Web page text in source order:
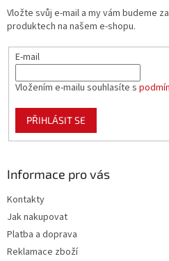
Vložte svůj e-mail a my vám budeme
produktech na našem e-shopu.
E-mail
Vložením e-mailu souhlasíte s
PŘIHLÁSIT SE
Informace pro vás
Kontakty
Jak nakupovat
Platba a doprava
Reklamace zboží